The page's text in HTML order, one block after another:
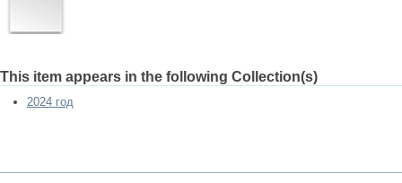
This item appears in the following Collection(s)
2024 год